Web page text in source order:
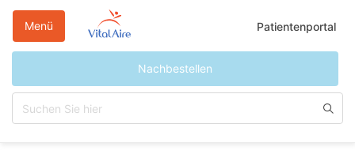
Patientenportal
Nachbestellen
Menü